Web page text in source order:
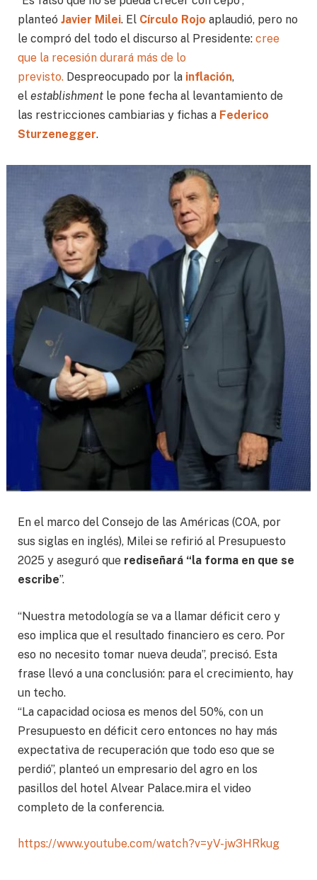
planteó Javier Milei. El Círculo Rojo aplaudió, pero no
le compró del todo el discurso al Presidente: cree
que la recesión durará más de lo
previsto. Despreocupado por la inflación,
el establishment le pone fecha al levantamiento de
las restricciones cambiarias y fichas a Federico
Sturzenegger.
En el marco del Consejo de las Américas (COA, por
sus siglas en inglés), Milei se refirió al Presupuesto
2025 y aseguró que rediseñará “la forma en que se
escribe”.
“Nuestra metodología se va a llamar déficit cero y
eso implica que el resultado financiero es cero. Por
eso no necesito tomar nueva deuda”, precisó. Esta
frase llevó a una conclusión: para el crecimiento, hay
un techo.
“La capacidad ociosa es menos del 50%, con un
Presupuesto en déficit cero entonces no hay más
expectativa de recuperación que todo eso que se
perdió”, planteó un empresario del agro en los
pasillos del hotel Alvear Palace.mira el video
completo de la conferencia.
https://www.youtube.com/watch?v=yV-jw3HRkug